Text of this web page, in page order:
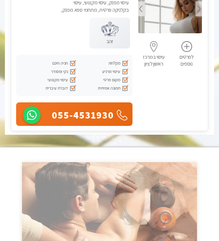
לפרטים
נוספים
עיסוי במרכז
ראשון לציון
עיסוי מפנק, עיסוי מקצועי, עיסוי
בקלניקה פרטית, מתחמי ספא מפנק,
זהב
מקלחת
חניה חינם
עיסוי מרגיע
נקי ומסודר
מקום פרטי
עיסוי מקצועי
תמונה אמיתית
דוברת עיברית
055-4531930